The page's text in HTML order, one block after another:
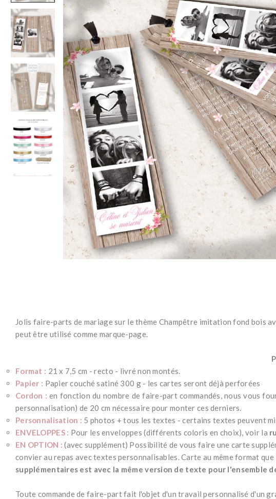
Jolis faire-parts de mariage sur le thème Champêtre imitation fond bois
peut être utilisé comme marque-page.
Format : 21 x 7,5 cm - recto - livré non montés.
Papier : Papier couché satiné 300 g - les cartes seront déjà perforées
Cordon : en fonction du nombre de faire-part commandés, nous vous
personnalisation) de 20 cm nécessaire pour monter ces derniers.
Personnalisation : 5 photos + tous les textes - certains textes peuvent
ENVELOPPES : Pour les enveloppes (différents coloris en choix), voir la
EN OPTION : (avec supplément) Possibilité de vous faire une carte
convier au repas avec textes personnalisables. Carte au même format
supplémentaires est avec la même version de texte pour l'ensemble
Toute commande de faire-part fait l'objet d'un travail personnalisé d'un